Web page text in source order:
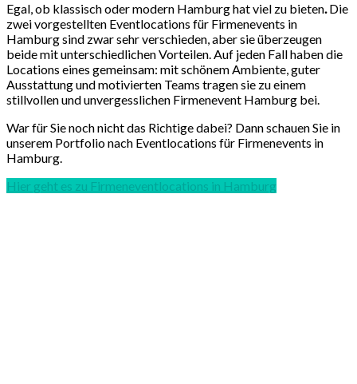
Egal, ob klassisch oder modern Hamburg hat viel zu bieten.Die
zwei vorgestellten Eventlocations für Firmenevents in
Hamburg sind zwar sehr verschieden, aber sie überzeugen
beide mit unterschiedlichen Vorteilen. Auf jeden Fall haben die
Locations eines gemeinsam: mit schönem Ambiente, guter
Ausstattung und motivierten Teams tragen sie zu einem
stillvollen und unvergesslichen Firmenevent Hamburg bei.
War für Sie noch nicht das Richtige dabei? Dann schauen Sie in
unserem Portfolio nach Eventlocations für Firmenevents in
Hamburg.
Hier geht es zu Firmeneventlocations in Hamburg